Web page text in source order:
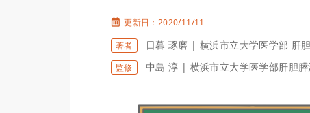
更新日：2020/11/11
著者
日暮 琢磨 | 横浜市立大学医学部 肝
監修 中島 淳 | 横浜市立大学医学部肝胆